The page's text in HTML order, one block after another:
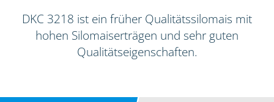
DKC 3218 ist ein früher Qualitätssilomais mit
hohen Silomaiserträgen und sehr guten
Qualitätseigenschaften.